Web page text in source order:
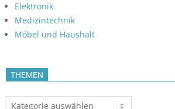
Elektronik
Medizintechnik
Möbel und Haushalt
THEMEN
Themen